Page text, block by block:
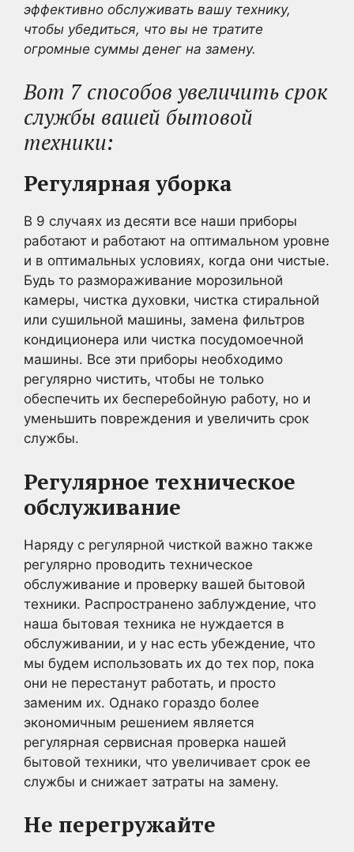
эффективно обслуживать вашу технику,
чтобы убедиться, что вы не тратите
огромные суммы денег на замену.
Вот 7 способов увеличить срок
службы вашей бытовой
техники:
Регулярная уборка
В 9 случаях из десяти все наши приборы
работают и работают на оптимальном уровне
и в оптимальных условиях, когда они чистые.
Будь то размораживание морозильной
камеры, чистка духовки, чистка стиральной
или сушильной машины, замена фильтров
кондиционера или чистка посудомоечной
машины. Все эти приборы необходимо
регулярно чистить, чтобы не только
обеспечить их бесперебойную работу, но и
уменьшить повреждения и увеличить срок
службы.
Регулярное техническое
обслуживание
Наряду с регулярной чисткой важно также
регулярно проводить техническое
обслуживание и проверку вашей бытовой
техники. Распространено заблуждение, что
наша бытовая техника не нуждается в
обслуживании, и у нас есть убеждение, что
мы будем использовать их до тех пор, пока
они не перестанут работать, и просто
заменим их. Однако гораздо более
экономичным решением является
регулярная сервисная проверка нашей
бытовой техники, что увеличивает срок ее
службы и снижает затраты на замену.
Не перегружайте